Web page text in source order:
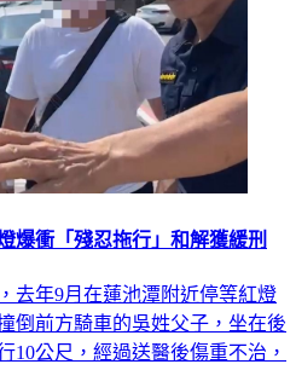
衝「殘忍拖行」和解獲緩刑
去年9月在蓮池潭附近停等紅燈
倒前方騎車的吳姓父子，坐在後
10公尺，經過送醫後傷重不治，